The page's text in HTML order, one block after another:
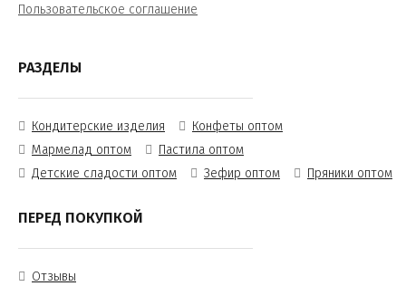
Пользовательское соглашение
РАЗДЕЛЫ
Кондитерские изделия
Конфеты оптом
Мармелад оптом
Пастила оптом
Детские сладости оптом
Зефир оптом Пряники оптом
ПЕРЕД ПОКУПКОЙ
Отзывы